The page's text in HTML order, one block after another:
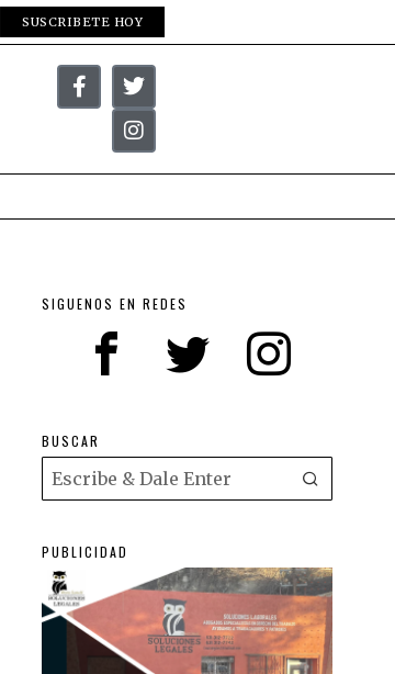
SUSCRIBETE HOY
SIGUENOS EN REDES
BUSCAR
PUBLICIDAD